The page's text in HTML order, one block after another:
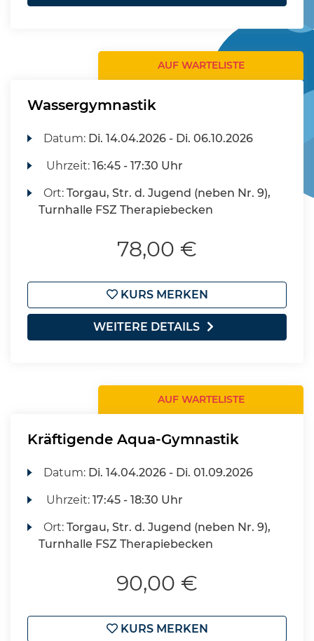
AUF WARTELISTE
Wassergymnastik
Datum: Di. 14.04.2026 - Di. 06.10.2026
Uhrzeit:16:45 - 17:30 Uhr
Ort:Torgau, Str. d. Jugend (neben Nr. 9),
Turnhalle FSZ Therapiebecken
78,00 €
KURS MERKEN
WEITERE DETAILS
AUF WARTELISTE
Kräftigende Aqua-Gymnastik
Datum: Di. 14.04.2026 - Di. 01.09.2026
Uhrzeit:17:45 - 18:30 Uhr
Ort:Torgau, Str. d. Jugend (neben Nr. 9),
Turnhalle FSZ Therapiebecken
90,00 €
KURS MERKEN